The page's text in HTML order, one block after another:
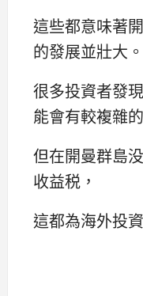
這些都意味著
的發展並壯大。
很多投資者發
能會有較複雜
但在開曼群島
收益税，
這都為海外投